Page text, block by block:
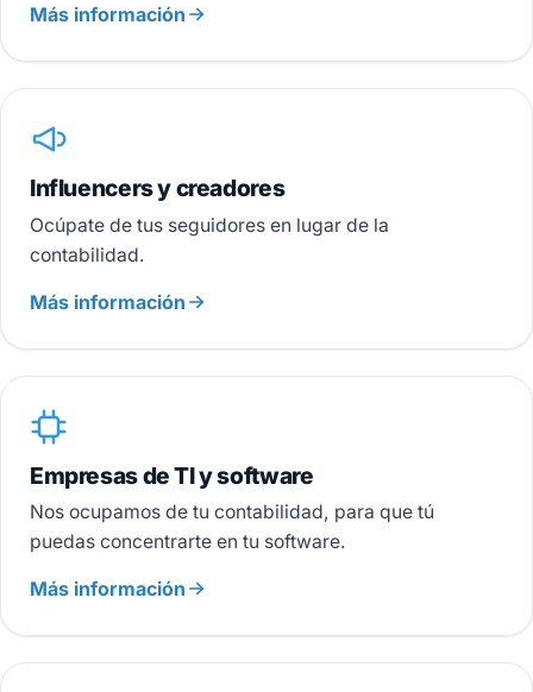
Más información
Influencers y creadores
Ocúpate de tus seguidores en lugar de la
contabilidad.
Más información
Empresas de TI y software
Nos ocupamos de tu contabilidad, para que tú
puedas concentrarte en tu software.
Más información